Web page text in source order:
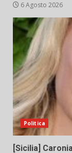
6 Agosto 2026
Politica
[Sicilia]